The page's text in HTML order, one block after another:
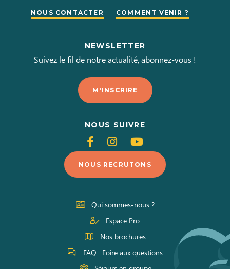
NOUS CONTACTER COMMENT VENIR ?
NEWSLETTER
Suivez le fil de notre actualité, abonnez-vous !
M'INSCRIRE
NOUS SUIVRE
Suivez-
nous
sur
Facebook
Suivez-
nous
sur
Instagram
Suivez-
nous
sur
Youtube
NOUS RECRUTONS
Qui sommes-nous ?
Espace Pro
Nos brochures
FAQ : Foire aux questions